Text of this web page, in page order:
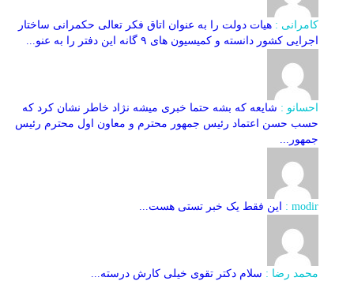
کامرانی : هیات دولت را به عنوان اتاق فکر تعالی حکمرانی ساختار
اجرایی کشور دانسته و کمیسیون های ۹ گانه این دفتر را به عنو...
احسانو : شایعه که بشه حتما خبری میشه نژاد خاطر نشان کرد که
حسب حسن اعتماد رئیس جمهور محترم و معاون اول محترم رئیس
جمهور...
modir : این فقط یک خبر تستی هست...
محمد رضا : سلام دکتر تقوی خیلی کارش درسته...